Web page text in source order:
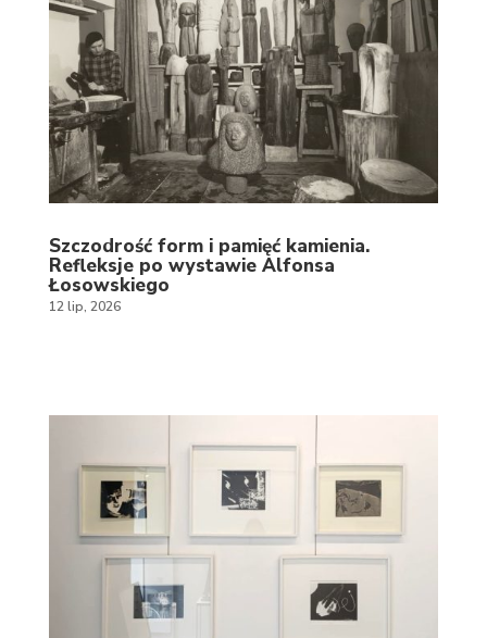
Szczodrość form i pamięć kamienia.
Refleksje po wystawie Alfonsa
Łosowskiego
12 lip, 2026